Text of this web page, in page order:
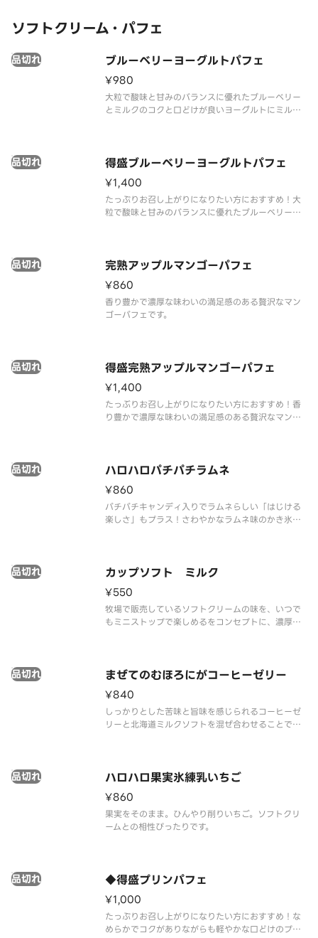
ソフトクリーム・パフェ
ブルーベリーヨーグルトパフェ
品切れ
¥980
大粒で酸味と甘みのバランスに優れたブルーベリー
とミルクのコクと口どけが良いヨーグルトにミルク
得盛ブルーベリーヨーグルトパフェ
品切れ
¥1,400
たっぷりお召し上がりになりたい方におすすめ！大
粒で酸味と甘みのバランスに優れたブルーベリーと
完熟アップルマンゴーパフェ
品切れ
¥860
香り豊かで濃厚な味わいの満足感のある贅沢なマン
ゴーパフェです。
得盛完熟アップルマンゴーパフェ
品切れ
¥1,400
たっぶりお召し上がりになりたい方におすすめ！香
り豊かで濃厚な味わいの満足感のある贅沢なマンゴ
ハロハロパチパチラムネ
品切れ
¥860
パチパチキャンディ入りでラムネらしい「はじける
楽しさ」もプラス！さわやかなラムネ味のかき氷
食感が楽しめる、ロングセラーのハ
カップソフト ミルク
品切れ
¥550
牧場で販売しているソフトクリームの味を、いつで
もミニストップで楽しめるをコンセプトに、濃厚か
まぜてのむほろにがコーヒーゼリー
品切れ
¥840
しっかりとした苦味と旨味を感じられるコーヒーゼ
リーと北海道ミルクソフトを混ぜ合わせることで、
ハロハロ果実氷練乳いちご
品切れ
¥860
果実をそのまま。ひんやり削りいちご。ソフトクリ
ームとの相性ぴったりです。
◆得盛プリンパフェ
品切れ
¥1,000
たっぷりお召し上がりになりたい方におすすめ！な
めらかでコクがありながらも軽やかな口どけのプリ